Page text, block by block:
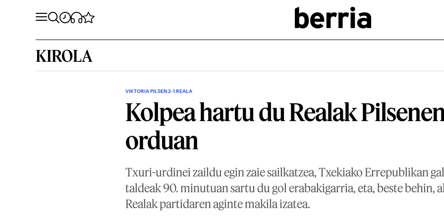
KIROLA
VIKTORIA PILSEN 2-1 REALA
Kolpea hartu du Realak
orduan
Txuri-urdinei zaildu egin zaie sailkatzea, Txekiako Errepublikan
taldeak 90. minutuan sartu du gol erabakigarria, eta, beste behin,
Realak partidaren aginte makila izatea.